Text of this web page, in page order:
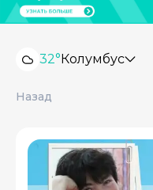
32° Колумбус
Назад